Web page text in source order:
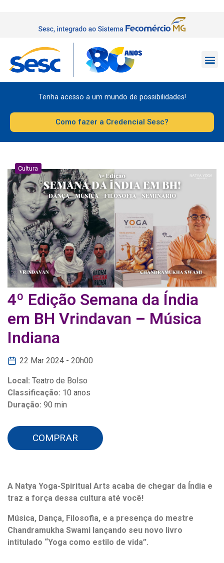
Tenha acesso a um mundo de possibilidades!
Como fazer a Credencial Sesc?
Cultura
4º Edição Semana da Índia
em BH Vrindavan – Música
Indiana
22 Mar 2024 - 20h00
Local: Teatro de Bolso
Classificação: 10 anos
Duração: 90 min
COMPRAR
A Natya Yoga-Spiritual Arts acaba de chegar da Índia e
traz a força dessa cultura até você!
Música, Dança, Filosofia, e a presença do mestre
Chandramukha Swami lançando seu novo livro
intitulado “Yoga como estilo de vida”.